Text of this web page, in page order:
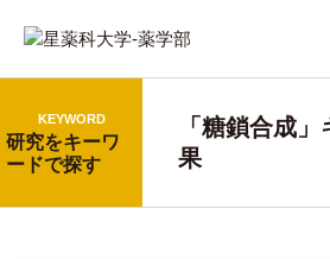
KEYWORD
研究をキーワ
ードで探す
「糖鎖合成
果